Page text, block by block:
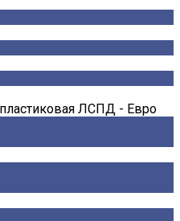
ЛСПД - Евро